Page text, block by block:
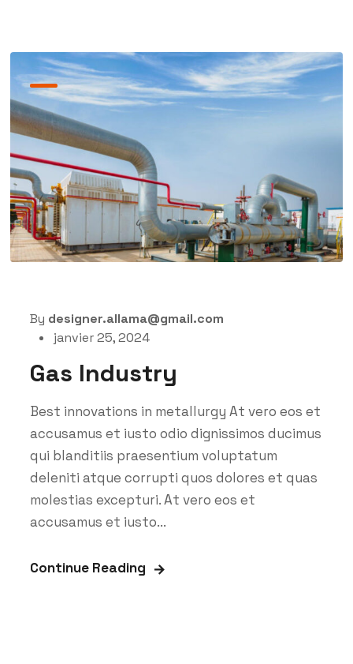
By designer.allama@gmail.com
janvier 25, 2024
Gas Industry
Best innovations in metallurgy At vero eos et
accusamus et iusto odio dignissimos ducimus
qui blanditiis praesentium voluptatum
deleniti atque corrupti quos dolores et quas
molestias excepturi. At vero eos et
accusamus et iusto...
Continue Reading